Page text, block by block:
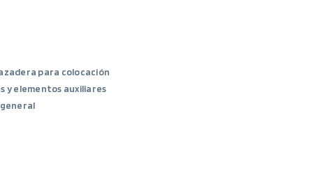
para colocación
y elementos auxiliares